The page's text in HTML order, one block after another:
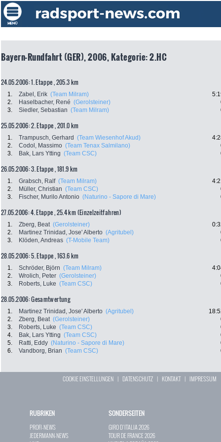
Bayern-Rundfahrt (GER), 2006, Kategorie: 2.HC
24.05.2006: 1. Etappe , 205.3 km
1. Zabel, Erik (Team Milram)
2.
Haselbacher, René (Gerolsteiner)
3.
Siedler, Sebastian (Team Milram)
25.05.2006: 2. Etappe , 201.0 km
1. Trampusch, Gerhard (Team Wiesenhof Akud)
2.
Codol, Massimo (Team Tenax Salmilano)
3.
Bak, Lars Ytting (Team CSC)
26.05.2006: 3. Etappe , 181.9 km
1. Grabsch, Ralf (Team Milram)
2.
Müller, Christian (Team CSC)
3.
Fischer, Murilo Antonio (Naturino - Sapore di Mare)
27.05.2006: 4. Etappe , 25.4 km (Einzelzeitfahren)
1. Zberg, Beat (Gerolsteiner)
2.
Martinez Trinidad, Jose' Alberto (Agritubel)
3.
Klöden, Andreas (T-Mobile Team)
28.05.2006: 5. Etappe , 163.6 km
1. Schröder, Björn (Team Milram)
2.
Wrolich, Peter (Gerolsteiner)
3.
Roberts, Luke (Team CSC)
28.05.2006: Gesamtwertung
1. Martinez Trinidad, Jose' Alberto (Agritubel)
2.
Zberg, Beat (Gerolsteiner)
3.
Roberts, Luke (Team CSC)
4.
Bak, Lars Ytting (Team CSC)
5.
Ratti, Eddy (Naturino - Sapore di Mare)
6.
Vandborg, Brian (Team CSC)
COOKIE EINSTELLUNGEN | DATENSCHUTZ | KONTAKT| IMPRESSUM
RUBRIKEN
PROFI-NEWS
JEDERMANN-NEWS
SONDERSEITEN
GIRO D`ITALIA 2026
TOUR DE FRANCE 2026